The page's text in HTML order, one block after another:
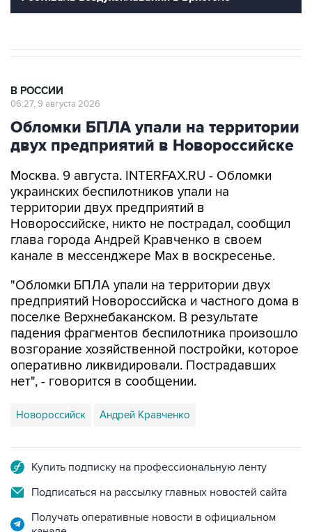
В РОССИИ
06:27, 9 августа 2026
Обломки БПЛА упали на территории
двух предприятий в Новороссийске
Москва. 9 августа. INTERFAX.RU - Обломки
украинских беспилотников упали на
территории двух предприятий в
Новороссийске, никто не пострадал, сообщил
глава города Андрей Кравченко в своем
канале в мессенджере Max в воскресенье.
"Обломки БПЛА упали на территории двух
предприятий Новороссийска и частного дома в
поселке Верхнебаканском. В результате
падения фрагментов беспилотника произошло
возгорание хозяйственной постройки, которое
оперативно ликвидировали. Пострадавших
нет", - говорится в сообщении.
Новороссийск Андрей Кравченко
Купить подписку на профессиональную ленту
Подписаться на рассылку главных новостей сайта
Получать оперативные новости в официальном